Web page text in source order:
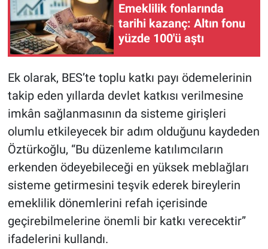
Emeklilik fonlarında
tarihi kazanç: Altın fonu
yüzde 100'ü aştı
Ek olarak, BES’te toplu katkı payı ödemelerinin
takip eden yıllarda devlet katkısı verilmesine
imkân sağlanmasının da sisteme girişleri
olumlu etkileyecek bir adım olduğunu kaydeden
Öztürkoğlu, “Bu düzenleme katılımcıların
erkenden ödeyebileceği en yüksek meblağları
sisteme getirmesini teşvik ederek bireylerin
emeklilik dönemlerini refah içerisinde
geçirebilmelerine önemli bir katkı verecektir”
ifadelerini kullandı.